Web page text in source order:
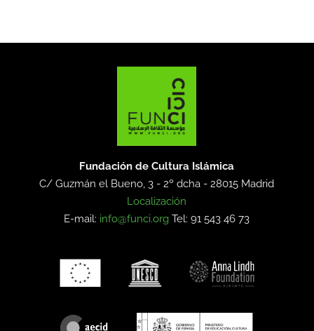
Fundación de Cultura Islámica
C/ Guzmán el Bueno, 3 - 2º dcha -28015 Madrid
Localización
E-mail: info@funci.org Tel: 91 543 46 73